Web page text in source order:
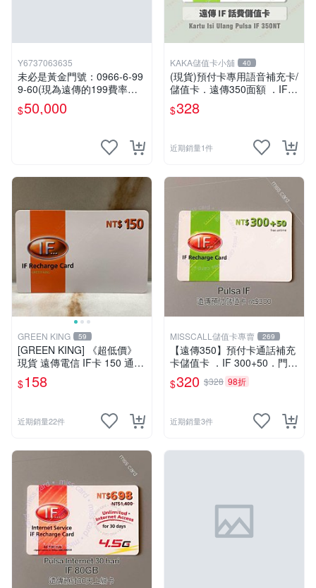
Y6737063635
未必是黃金門號：0966-6-99
9-60(現為遠傳的199費率門
號，屆時將以無約狀態過
戶)。
$50,000
KAKA儲值卡小舖 40
(現貨)預付卡專用語音補充卡/
儲值卡．遠傳350面額 ．IF 3
50 [KAKA儲值卡小舖]
$328
近期銷量1件
GREEN KING 59
[GREEN KING] 《超低價》
現貨 遠傳電信 IF卡 150 通話
費儲值卡 預付卡 電話卡 面額
150
$158
近期銷量22件
MISSCALL儲值卡專賣 269
【遠傳350】預付卡通話補充
卡儲值卡 ．IF 300+50．門號
延展ifu⚡MissCall儲值卡專賣
$320 $328 98折
近期銷量3件